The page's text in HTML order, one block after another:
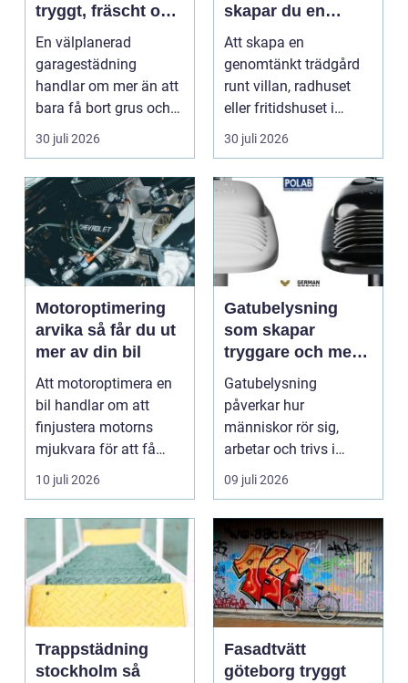
tryggt, fräscht och
hållbart garage
En välplanerad
garagestädning
handlar om mer än att
bara få bort grus och
damm från golvet.
Rena gar...
30 juli 2026
skapar du en
hållbar och
harmonisk
utemiljö
Att skapa en
genomtänkt trädgård
runt villan, radhuset
eller fritidshuset i
Enkö...
30 juli 2026
Motoroptimering
arvika så får du ut
mer av din bil
Att motoroptimera en
bil handlar om att
finjustera motorns
mjukvara för att få
bättre respons, mer k...
10 juli 2026
Gatubelysning
som skapar
tryggare och mer
hållbara miljöer
Gatubelysning
påverkar hur
människor rör sig,
arbetar och trivs i
städer och samhällen.
Bra belysnin...
09 juli 2026
Trappstädning
stockholm så
Fasadtvätt
göteborg tryggt